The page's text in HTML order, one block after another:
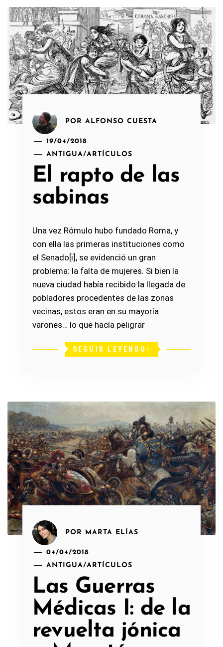
POR ALFONSO CUESTA
19/04/2018
ANTIGUA/ARTÍCULOS
El rapto de las
sabinas
Una vez Rómulo hubo fundado Roma, y
con ella las primeras instituciones como
el Senado[i], se evidenció un gran
problema: la falta de mujeres. Si bien la
nueva ciudad había recibido la llegada de
pobladores procedentes de las zonas
vecinas, estos eran en su mayoría
varones… lo que hacía peligrar
SEGUIR LEYENDO
POR MARTA ELÍAS
04/04/2018
ANTIGUA/ARTÍCULOS
Las Guerras
Médicas I: de la
revuelta jónica